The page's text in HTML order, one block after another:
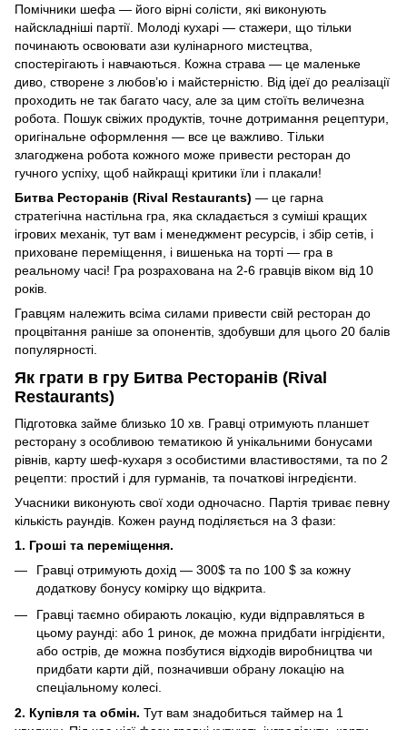
Помічники шефа — його вірні солісти, які виконують
найскладніші партії. Молоді кухарі — стажери, що тільки
починають освоювати ази кулінарного мистецтва,
спостерігають і навчаються. Кожна страва — це маленьке
диво, створене з любов’ю і майстерністю. Від ідеї до реалізації
проходить не так багато часу, але за цим стоїть величезна
робота. Пошук свіжих продуктів, точне дотримання рецептури,
оригінальне оформлення — все це важливо. Тільки
злагоджена робота кожного може привести ресторан до
гучного успіху, щоб найкращі критики їли і плакали!
Битва Ресторанів (Rival Restaurants) — це гарна
стратегічна настільна гра, яка складається з суміші кращих
ігрових механік, тут вам і менеджмент ресурсів, і збір сетів, і
приховане переміщення, і вишенька на торті — гра в
реальному часі! Гра розрахована на 2-6 гравців віком від 10
років.
Гравцям належить всіма силами привести свій ресторан до
процвітання раніше за опонентів, здобувши для цього 20 балів
популярності.
Як грати в гру Битва Ресторанів (Rival
Restaurants)
Підготовка займе близько 10 хв. Гравці отримують планшет
ресторану з особливою тематикою й унікальними бонусами
рівнів, карту шеф-кухаря з особистими властивостями, та по 2
рецепти: простий і для гурманів, та початкові інгредієнти.
Учасники виконують свої ходи одночасно. Партія триває певну
кількість раундів. Кожен раунд поділяється на 3 фази:
1. Гроші та переміщення.
Гравці отримують дохід — 300$ та по 100 $ за кожну
додаткову бонусу комірку що відкрита.
Гравці таємно обирають локацію, куди відправляться в
цьому раунді: або 1 ринок, де можна придбати інгрідієнти,
або острів, де можна позбутися відходів виробництва чи
придбати карти дій, позначивши обрану локацію на
спеціальному колесі.
2. Купівля та обмін. Тут вам знадобиться таймер на 1